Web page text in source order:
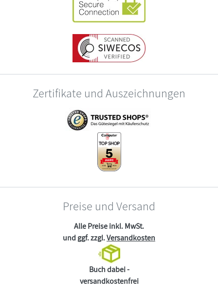
Zertifikate und Auszeichnungen
Preise und Versand
Alle Preise inkl. MwSt.
und ggf. zzgl.Versandkosten
Buch dabei -
versandkostenfrei